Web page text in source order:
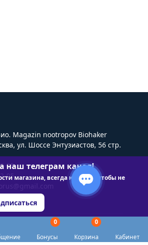
0
Бонусы
0
Корзина
Кабинет
Magazin nootropov Biohaker
ул. Шоссе Энтузиастов, 56 стр.
05
05
наш телеграм канал!
магазина, всегда на связи чтобы не